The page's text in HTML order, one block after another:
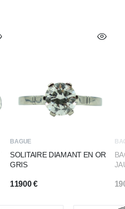
BAGUE
SOLITAIRE DIAMANT EN OR
GRIS
11900€